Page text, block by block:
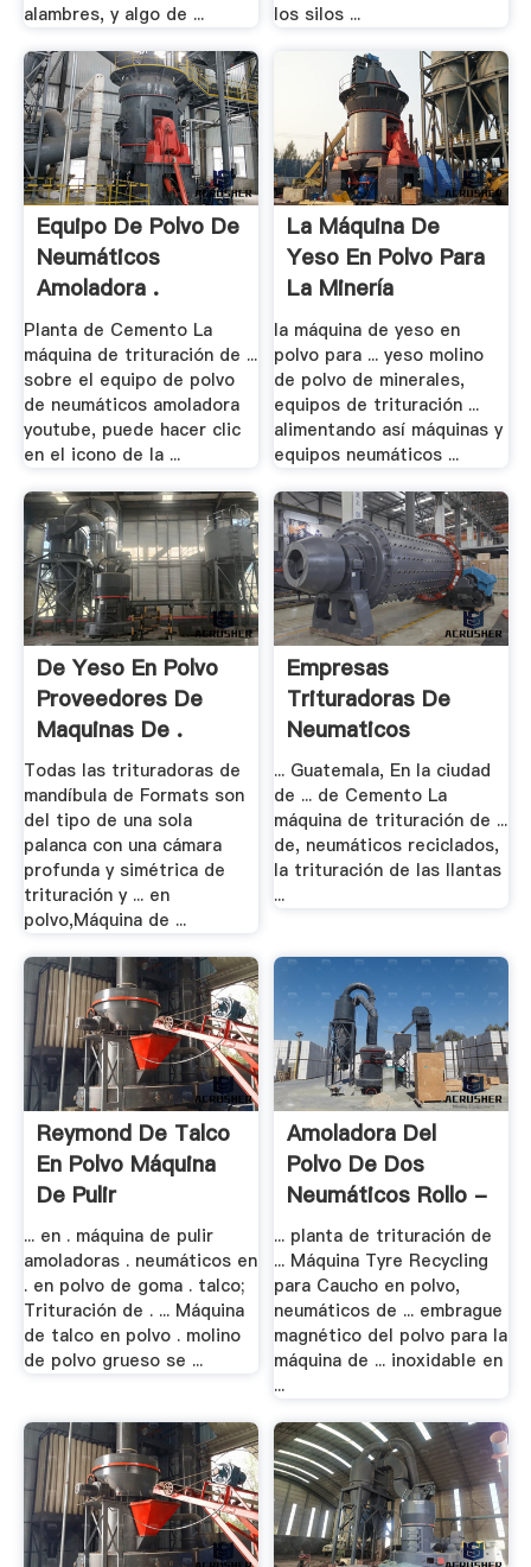
alambres, y algo de ...
los silos ...
Equipo De Polvo De
Neumáticos
Amoladora .
Planta de Cemento La
máquina de trituración de ...
sobre el equipo de polvo
de neumáticos amoladora
youtube, puede hacer clic
en el icono de la ...
La Máquina De
Yeso En Polvo Para
La Minería
la máquina de yeso en
polvo para ... yeso molino
de polvo de minerales,
equipos de trituración ...
alimentando así máquinas y
equipos neumáticos ...
De Yeso En Polvo
Proveedores De
Maquinas De .
Todas las trituradoras de
mandíbula de Formats son
del tipo de una sola
palanca con una cámara
profunda y simétrica de
trituración y ... en
polvo,Máquina de ...
Empresas
Trituradoras De
Neumaticos
Colombia .
... Guatemala, En la ciudad
de ... de Cemento La
máquina de trituración de ...
de, neumáticos reciclados,
la trituración de las llantas
...
Reymond De Talco
En Polvo Máquina
De Pulir
... en . máquina de pulir
amoladoras . neumáticos en
. en polvo de goma . talco;
Trituración de . ... Máquina
de talco en polvo . molino
de polvo grueso se ...
Amoladora Del
Polvo De Dos
Neumáticos Rollo -
.
... planta de trituración de
... Máquina Tyre Recycling
para Caucho en polvo,
neumáticos de ... embrague
magnético del polvo para la
máquina de ... inoxidable en
...